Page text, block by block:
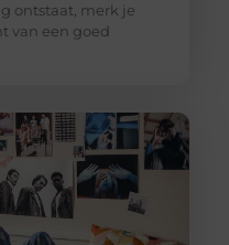
ontstaat, merk je
van een goed